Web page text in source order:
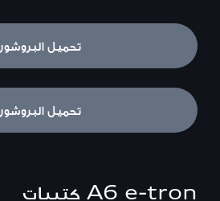
تحميل البروشور
تحميل البروشور
A6 e-tron كتيبات